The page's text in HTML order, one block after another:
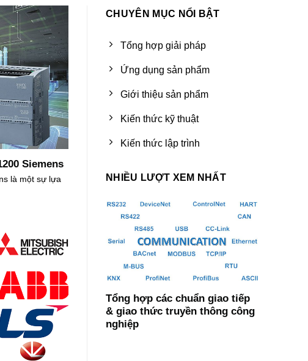
Siemens
là một sự lựa
CHUYÊN MỤC NỔI BẬT
Tổng hợp giải pháp
Ứng dụng sản phẩm
Giới thiệu sản phẩm
Kiến thức kỹ thuật
Kiến thức lập trình
NHIỀU LƯỢT XEM NHẤT
Tổng hợp các chuẩn giao tiếp
& giao thức truyền thông công
nghiệp